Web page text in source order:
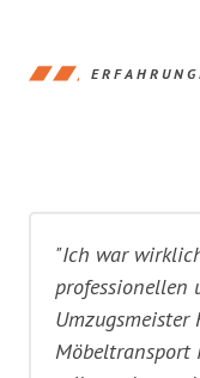
"Ich war
professionellen
Möbeltransport